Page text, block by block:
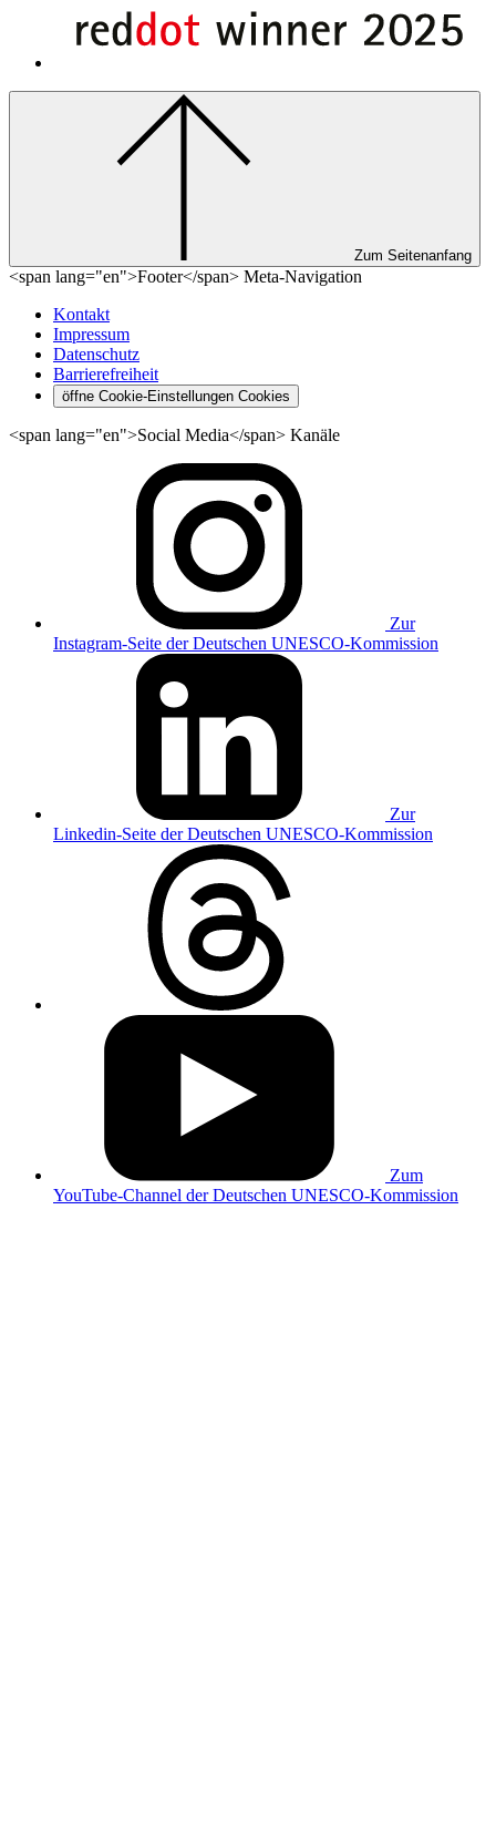
Zum Seitenanfang
<span lang="en">Footer</span> Meta-Navigation
Kontakt
Impressum
Datenschutz
Barrierefreiheit
öffne Cookie-Einstellungen Cookies
<span lang="en">Social Media</span> Kanäle
Zur
Instagram-Seite der Deutschen UNESCO-Kommission
Zur
Linkedin-Seite der Deutschen UNESCO-Kommission
Zum
YouTube-Channel der Deutschen UNESCO-Kommission